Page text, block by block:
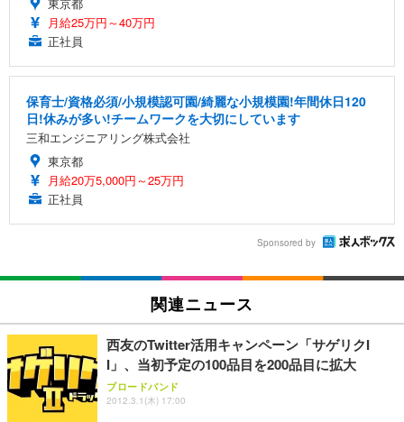
月給25万円～40万円
正社員
保育士/資格必須/小規模認可園/綺麗な小規模園!年間休日120
日!休みが多い!チームワークを大切にしています
三和エンジニアリング株式会社
東京都
月給20万5,000円～25万円
正社員
Sponsored by
関連ニュース
西友のTwitter活用キャンペーン「サゲリクI
I」、当初予定の100品目を200品目に拡大
ブロードバンド
2012.3.1(木) 17:00